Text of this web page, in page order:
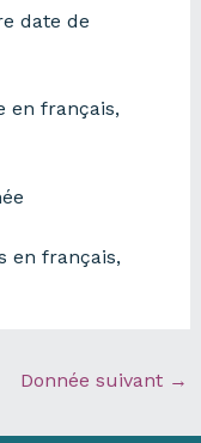
date de
en français,
en français,
Donnée suivant →